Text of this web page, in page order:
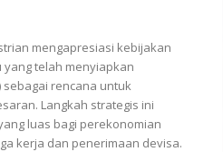
mengapresiasi kebijakan
telah menyiapkan
sebagai rencana untuk
Langkah strategis ini
luas bagi perekonomian
kerja dan penerimaan devisa.